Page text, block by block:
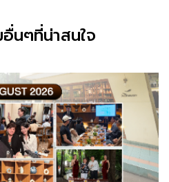
นๆที่น่าสนใจ